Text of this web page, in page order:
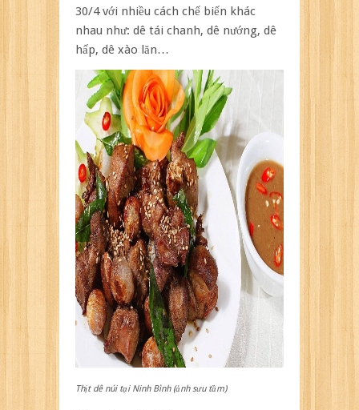
30/4 với nhiều cách chế biến khác
nhau như: dê tái chanh, dê nướng, dê
hấp, dê xào lăn…
Thịt dê núi tại Ninh Bình (ảnh sưu tầm)